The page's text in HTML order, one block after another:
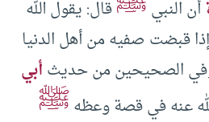
أن النبي
قال: يقول الله
قبضت صفيه من أهل الدنيا
وفي الصحيحين من حديثأبي
عنه في قصة وعظهﷺ